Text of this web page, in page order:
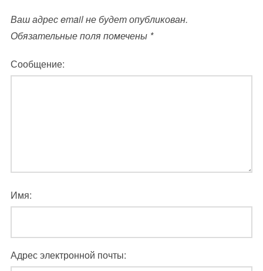
Ваш адрес email не будет опубликован.
Обязательные поля помечены *
Сообщение:
Имя:
Адрес электронной почты: